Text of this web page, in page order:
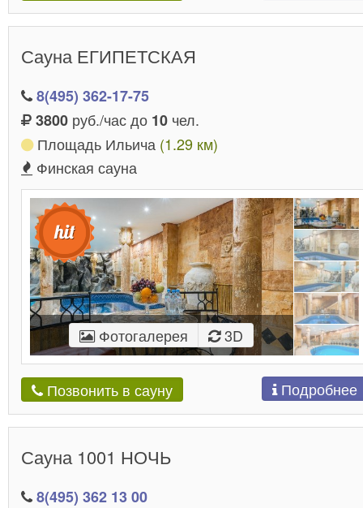
Сауна ЕГИПЕТСКАЯ
8(495) 362-17-75
3800 руб./час до 10 чел.
Площадь Ильича (1.29 км)
Финская сауна
Фотогалерея 3D
Позвонить в сауну Подробнее
Сауна 1001 НОЧЬ
8(495) 362 13 00